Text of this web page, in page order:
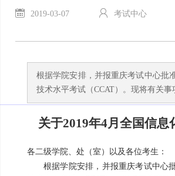
2019-03-07 考试中心
根据学院安排，并报重庆考试中心批
技术水平考试（CCAT）。现将有关事
关于2019年4月全国信息
各二级学院、处（室）以及各位考生：
根据学院安排，并报重庆考试中心